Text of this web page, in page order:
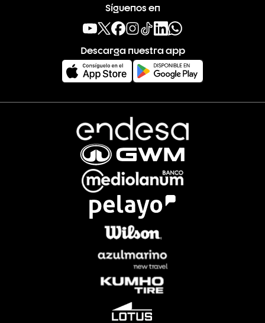
Síguenos en
Descarga nuestra app